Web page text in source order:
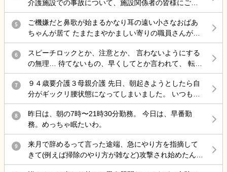
てくれる方がいましたらメッセージいただけると嬉しいです。よろ
しくお願いします。
介護施設での事故について、施設関係者の皆様にご意
見を伺いたく投稿します。 母は認知症があり、介護施
設に入所していました。 ある日の明け方、母が一人で
施設を離設し、雨の中で転倒して大腿骨を骨折しまし
た。 手術は無事に終わりましたが、この事故をきっか
けに歩行ができなくなり、病院からは認知症も進行し
たとのお話がありました。また、要介護1だったもの
説明を受けました。 施設からは「治療費は負担しま
す」と説明を受けていますが、それ以外の補償につい
てはまだ話し合っていません。 そこで、介護施設で勤
務されている方や施設運営に携わっている方にお伺い
したいです。 ・このような事故が起きた場合、一般的
にはどのような対応や補償が行われることが多いので
しょうか。 ・施設側が加入している保険で対応するケ
5
ご機嫌だと鼻歌が始まるかなり耳の遠い小さなおばあ
ちゃんが居て たまたまやかましい寄りの職員さんが来
た時に 鼻歌から一気に不穏 「おおきなこえで話してる
わ」 と不機嫌で低く大きな声の独り言で返してて笑い
を堪えられない。
6
スピーチロックとか、注意とか、 言わないようにする
の無理… 待てないもの、早くしてとか言われて、 転倒
しそうになるとか危険行為しても、 本人達分からない
もの、 病気だから、認知症だからで許されて、 記録残
しても『仕方ないよね、割り切らなきゃ』 これで終わ
る 何でもかんでも虐待って言わないで… どうしろって
言うのよ…もう疲れた… 責任感強すぎって上司に言わ
れた 仕方ないじゃん 事故したら…打ちどころ悪かった
7
９４歳要介護３母親介護 先日、朝起きようとしたら自
分がギックリ腰状態になってしまいました。 いつも行
く接骨院で治療してもらったのですが、いつもなら楽
になるのに、全く治らないまま、家に戻ろとして 外に
出たら、クラクラし汗が尋常じゃなく出てくるので 接
骨院に戻って休すませてもらいました。 隠れ熱中症か
ら来た腰痛と分かり、水や経口水を飲ませてもらい要
約落ちたのはいいのですが、母親を一人で留守番させ
8
昨日は、朝の7時〜21時30分勤務。 今日は、早番勤
務。めっちゃ眠たいわ。
9
来月で辞めるって言った途端、急にやり方を指摘して
きて(例えば掃除のやり方が雑など)攻撃され始めたんだ
けど最後の嫌がらせ？